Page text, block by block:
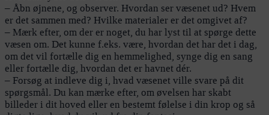
– Åbn øjnene, og observer. Hvordan ser væsenet ud? Hvem
er det sammen med? Hvilke materialer er det omgivet af?
– Mærk efter, om der er noget, du har lyst til at spørge dette
væsen om. Det kunne f.eks. være, hvordan det har det i dag,
om det vil fortælle dig en hemmelighed, synge dig en sang
eller fortælle dig, hvordan det er havnet dér.
– Forsøg at indleve dig i, hvad væsenet ville svare på dit
spørgsmål. Du kan mærke efter, om øvelsen har skabt
billeder i dit hoved eller en bestemt følelse i din krop og så